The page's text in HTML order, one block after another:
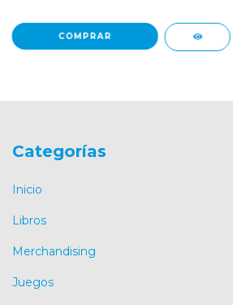
Categorías
Inicio
Libros
Merchandising
Juegos